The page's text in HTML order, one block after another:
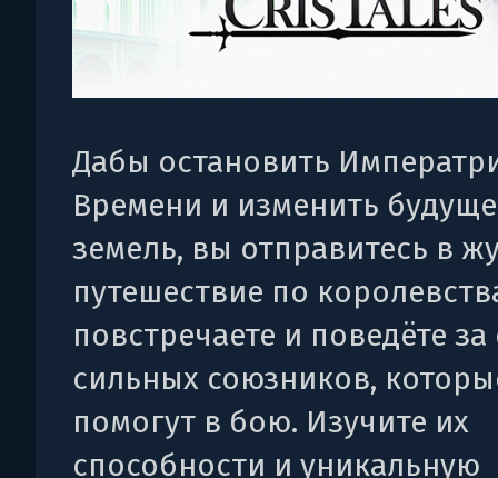
Дабы остановить
Времени и изменить
земель, вы отправитесь в
путешествие по
повстречаете и поведёте
сильных союзников,
помогут в бою. Изучите их
способности и уникальную